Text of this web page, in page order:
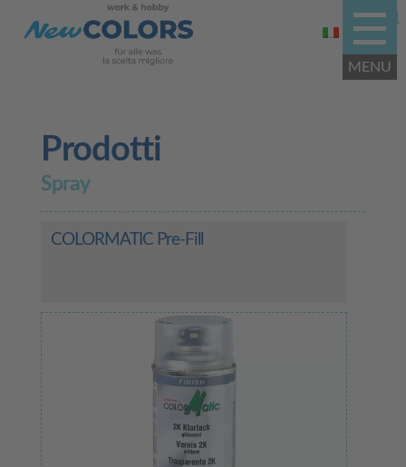
Prodotti
Spray
COLORMATIC Pre-Fill